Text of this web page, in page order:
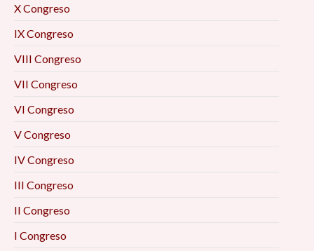
X Congreso
IX Congreso
VIII Congreso
VII Congreso
VI Congreso
V Congreso
IV Congreso
III Congreso
II Congreso
I Congreso